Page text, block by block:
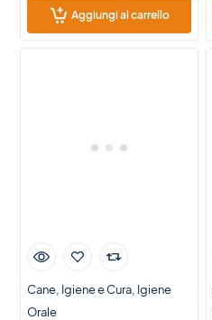
Aggiungi al carrello
Cane Igiene e Cura Igiene
Orale